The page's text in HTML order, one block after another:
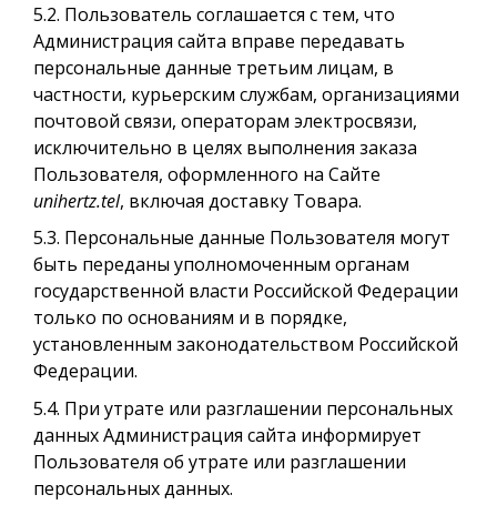
5.2. Пользователь соглашается с тем, что
Администрация сайта вправе передавать
персональные данные третьим лицам, в
частности, курьерским службам, организациями
почтовой связи, операторам электросвязи,
исключительно в целях выполнения заказа
Пользователя, оформленного на Сайте
unihertz.tel, включая доставку Товара.
5.3. Персональные данные Пользователя могут
быть переданы уполномоченным органам
государственной власти Российской Федерации
только по основаниям и в порядке,
установленным законодательством Российской
Федерации.
5.4. При утрате или разглашении персональных
данных Администрация сайта информирует
Пользователя об утрате или разглашении
персональных данных.